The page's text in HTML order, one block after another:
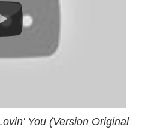
You (Version Original